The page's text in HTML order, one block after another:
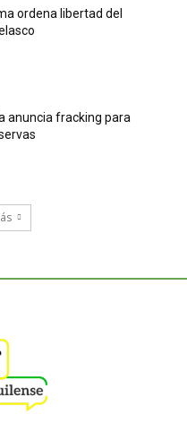
ordena libertad del
anuncia fracking para